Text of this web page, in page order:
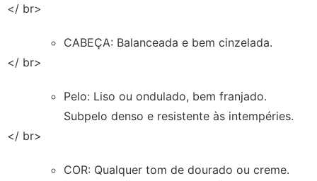
</ br>
CABEÇA: Balanceada e bem cinzelada.
</ br>
Pelo: Liso ou ondulado, bem franjado.
Subpelo denso e resistente às intempéries.
</ br>
COR: Qualquer tom de dourado ou creme.